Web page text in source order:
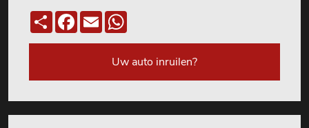
Deel Facebook
Email
Uw auto inruilen?